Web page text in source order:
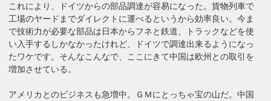
これにより、ドイツからの部品調達が容易になった。貨物列車で
工場のヤードまでダイレクトに運べるというから効率良い。今ま
で技術力が必要な部品は日本からフネと鉄道、トラックなどを使
い入手するしかなかったけれど、ドイツで調達出来るようになっ
たワケです。そんなこんなで、ここにきて中国は欧州との取引を
増加させている。
アメリカとのビジネスも急増中。ＧＭにとっちゃ宝の山だ。中国